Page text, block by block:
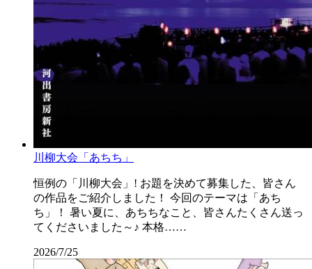
川柳大会「あちち」
恒例の「川柳大会」! お題を決めて募集した、皆さん
の作品をご紹介しました！ 今回のテーマは「あち
ち」！ 暑い夏に、あちちなこと、皆さんたくさん送っ
てくださいました～♪ 本格……
2026/7/25